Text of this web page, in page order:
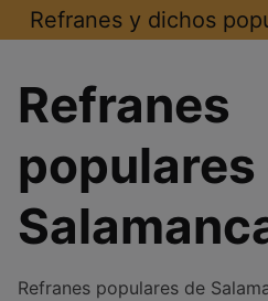
Saltar
al
Refranes y dichos
Refranes
populares
Refranes populares de